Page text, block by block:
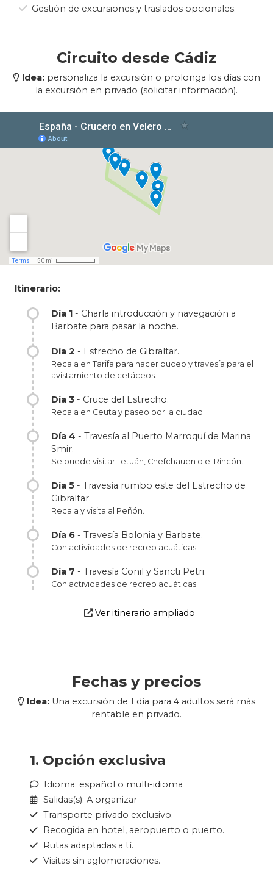
costas marroquíes con la posibilidad de visitar
Habiendo cruzado de vuelta el Estrecho de
Gibraltar, tendremos la oportunidad de visitar
el Peñón, disfrutar de las aguas cristalinas de
Bolonia y para aquellos más aventureros
Antes del regreso disfrutaremos de hermosas
calas como las de Conil y Sancti Petri.
Gestión de excursiones y traslados opcionales.
Circuito desde Cádiz
Idea: personaliza la excursión o prolonga los días con
la excursión en privado (solicitar información).
Itinerario:
Día 1 - Charla introducción y navegación a
Barbate para pasar la noche.
Día 2 - Estrecho de Gibraltar.
Recala en Tarifa para hacer buceo y travesía para el
avistamiento de cetáceos.
Día 3 - Cruce del Estrecho.
Recala en Ceuta y paseo por la ciudad.
Día 4 - Travesía al Puerto Marroquí de Marina
Smir.
Se puede visitar Tetuán, Chefchauen o el Rincón.
Día 5 - Travesía rumbo este del Estrecho de
Gibraltar.
Recala y visita al Peñón.
Día 6 - Travesía Bolonia y Barbate.
Con actividades de recreo acuáticas.
Día 7 - Travesía Conil y Sancti Petri.
Con actividades de recreo acuáticas.
Ver itinerario ampliado
Fechas y precios
Idea: Una excursión de 1 día para 4 adultos será más
rentable en privado.
1. Opción exclusiva
Idioma: español o multi-idioma
Salidas(s): A organizar
Transporte privado exclusivo.
Recogida en hotel, aeropuerto o puerto.
Rutas adaptadas a tí.
Visitas sin aglomeraciones.